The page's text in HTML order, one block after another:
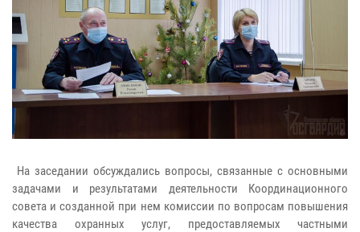
На заседании обсуждались вопросы, связанные с основными
задачами и результатами деятельности Координационного
совета и созданной при нем комиссии по вопросам повышения
качества охранных услуг, предоставляемых частными